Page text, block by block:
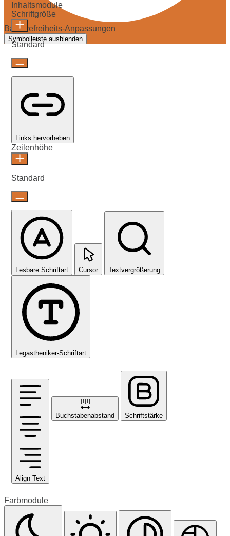
Barrierefreiheits-Anpassungen
Symbolleiste ausblenden
Inhaltsmodule
Schriftgröße
Standard
Links hervorheben
Zeilenhöhe
Standard
Lesbare Schriftart Cursor Textvergrößerung
Legastheniker-Schriftart
Align Text
Buchstabenabstand Schriftstärke
Farbmodule